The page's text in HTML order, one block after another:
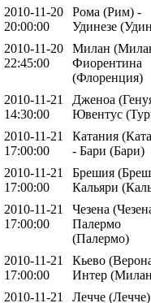
2010-11-20
20:00:00
Рома (Рим) -
Удинезе
2010-11-20
22:45:00
Милан
Фиорентина
(Флоренция)
2010-11-21
14:30:00
Дженоа
Ювентус
2010-11-21
17:00:00
Катания
- Бари (Бари)
2010-11-21
17:00:00
Брешия
Кальяри
2010-11-21
17:00:00
Чезена
Палермо
(Палермо)
2010-11-21
17:00:00
Кьево
Интер
2010-11-21
Лечче